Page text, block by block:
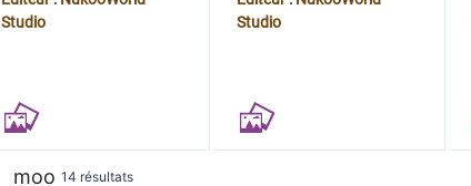
Studio
Studio
moo 14 résultats